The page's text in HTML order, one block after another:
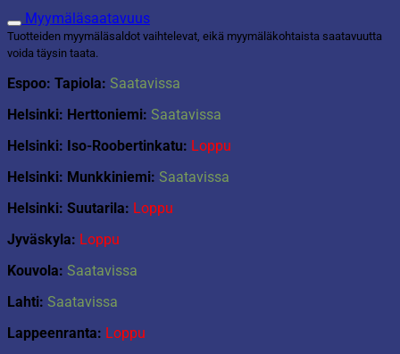
Myymäläsaatavuus
Tuotteiden myymäläsaldot vaihtelevat, eikä myymäläkohtaista saatavuutta
voida täysin taata.
Espoo: Tapiola: Saatavissa
Helsinki: Herttoniemi: Saatavissa
Helsinki: Iso-Roobertinkatu: Loppu
Helsinki: Munkkiniemi: Saatavissa
Helsinki: Suutarila: Loppu
Jyväskyla: Loppu
Kouvola: Saatavissa
Lahti: Saatavissa
Lappeenranta: Loppu